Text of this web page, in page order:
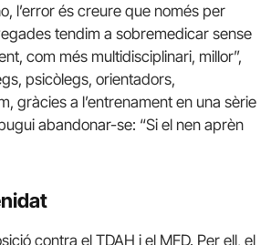
l’error és creure que només per
tendim a sobremedicar sense
com més multidisciplinari, millor”,
psicòlegs, orientadors,
gràcies a l’entrenament en una sèrie
abandonar-se: “Si el nen aprèn
contra el TDAH i el MFD. Per ell, el